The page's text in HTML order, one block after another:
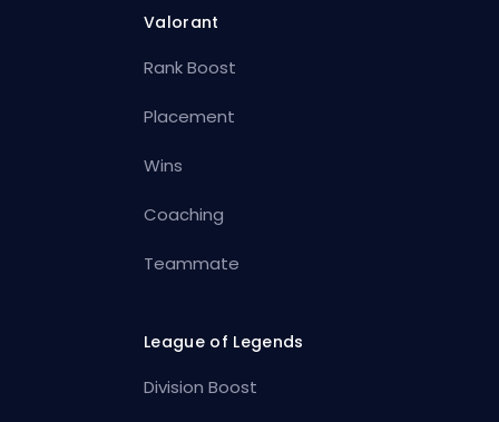
Valorant
Rank Boost
Placement
Wins
Coaching
Teammate
League of Legends
Division Boost